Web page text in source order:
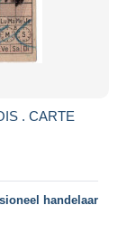
. CARTE
handelaar